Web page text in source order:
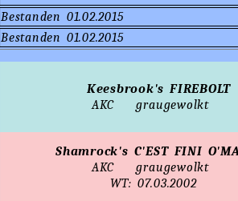
Bestanden 01.02.2015
Bestanden 01.02.2015
Keesbrook's FIREBOLT
AKC
graugewolkt
Shamrock's C'EST FINI
AKC
graugewolkt
WT: 07.03.2002